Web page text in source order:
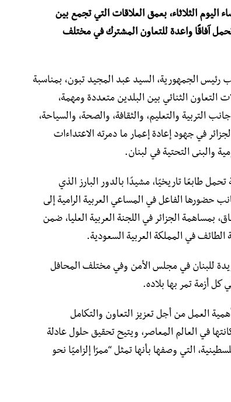
الثلاثاء، بعمق العلاقات التي تجمع بين
آفاقًا واعدة للتعاون المشترك في مختلف
الجمهورية، السيد عبد المجيد تبون، بمناسبة
التعاون الثنائي بين البلدين متعددة ومهمة،
التربية والتعليم، والثقافة، والصحة، والسياحة،
في جهود إعادة إعمار ما دمرته الاعتداءات
والبنى التحتية في لبنان.
طابعًا تاريخيًا، مشيدًا بالدور البارز الذي
حضورها الفاعل في المساعي العربية الرامية إلى
بمساهمة الجزائر في اللجنة العربية العليا، ضمن
الطائف في المملكة العربية السعودية.
للبنان في مجلس الأمن وفي مختلف المحافل
كل أزمة تمر بها بلاده.
العمل من أجل تعزيز التعاون والتكامل
في العالم المعاصر، ويتيح تحقيق حلول عادلة
التي وصفها بأنها تمثل “ممرًا إلزاميًا نحو